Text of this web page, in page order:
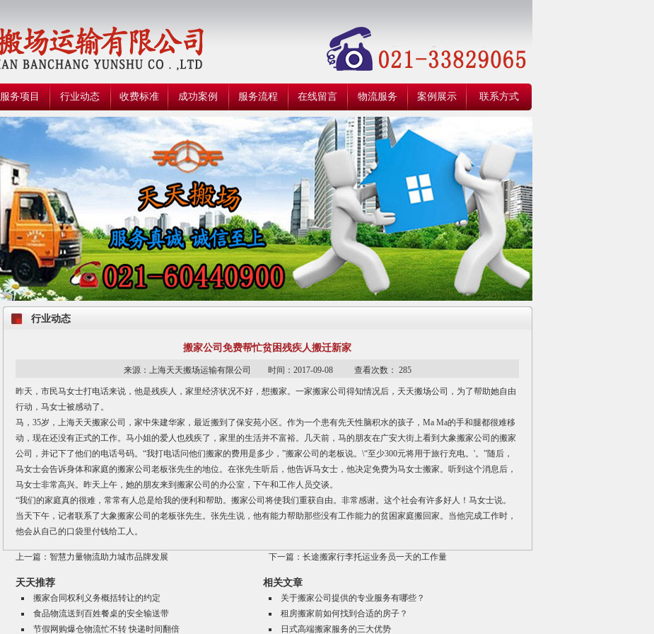
服务项目 行业动态 收费标准 成功案例 服务流程 在线留言 物流服务 案例展示 联系方式
行业动态
搬家公司免费帮忙贫困残疾人搬迁新家
来源：上海天天搬场运输有限公司 时间：2017-09-08 查看次数： 285
昨天，市民马女士打电话来说，他是残疾人，家里经济状况不好，想搬家。一家搬家公司得知情况后， 天天搬场公司 ，为了帮助她自由
行动，马女士被感动了。
马，35岁， 上海天天搬家公司 ，家中朱建华家，最近搬到了保安苑小区。作为一个患有先天性脑积水的孩子，Ma Ma的手和腿都很难移
动，现在还没有正式的工作。马小姐的爱人也残疾了，家里的生活并不富裕。几天前，马的朋友在广安大街上看到大象搬家公司的搬家
公司，并记下了他们的电话号码。“我打电话问他们搬家的费用是多少，”搬家公司的老板说。\“至少300元将用于旅行充电。'。”随后，
马女士会告诉身体和家庭的搬家公司老板张先生的地位。在张先生听后，他告诉马女士，他决定免费为马女士搬家。听到这个消息后，
马女士非常高兴。昨天上午，她的朋友来到搬家公司的办公室，下午和工作人员交谈。
“我们的家庭真的很难，常常有人总是给我的便利和帮助。搬家公司将使我们重获自由。非常感谢。这个社会有许多好人！马女士说。
当天下午，记者联系了大象搬家公司的老板张先生。张先生说，他有能力帮助那些没有工作能力的贫困家庭搬回家。当他完成工作时，
他会从自己的口袋里付钱给工人。
上一篇： 智慧力量物流助力城市品牌发展 下一篇： 长途搬家行李托运业务员一天的工作量
天天推荐
搬家合同权利义务概括转让的约定
食品物流送到百姓餐桌的安全输送带
节假网购爆仓物流忙不转 快递时间翻倍
相关文章
关于搬家公司提供的专业服务有哪些？
租房搬家前如何找到合适的房子？
日式高端搬家服务的三大优势